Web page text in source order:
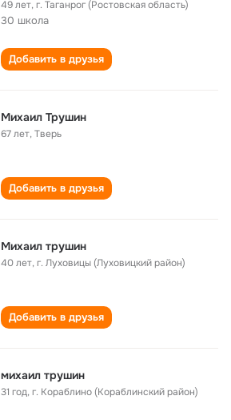
49 лет,г. Таганрог (Ростовская область)
30 школа
Добавить в друзья
Михаил Трушин
67 лет,Тверь
Добавить в друзья
Михаил трушин
40 лет,г. Луховицы (Луховицкий район)
Добавить в друзья
михаил трушин
31 год,г. Кораблино (Кораблинский район)